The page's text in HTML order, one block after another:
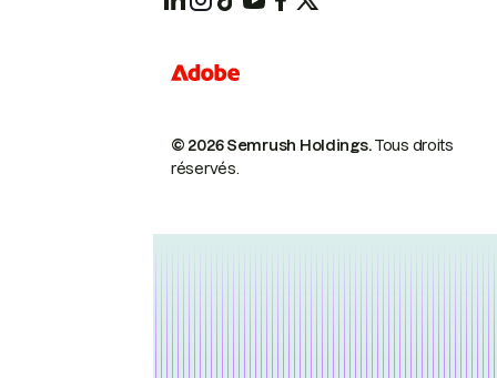
© 2026 Semrush Holdings.Tous droits
réservés.